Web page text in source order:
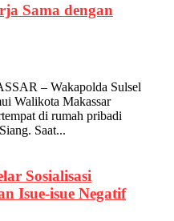
Sama dengan
– Wakapolda Sulsel
Walikota Makassar
di rumah pribadi
Saat...
Sosialisasi
Isue-isue Negatif